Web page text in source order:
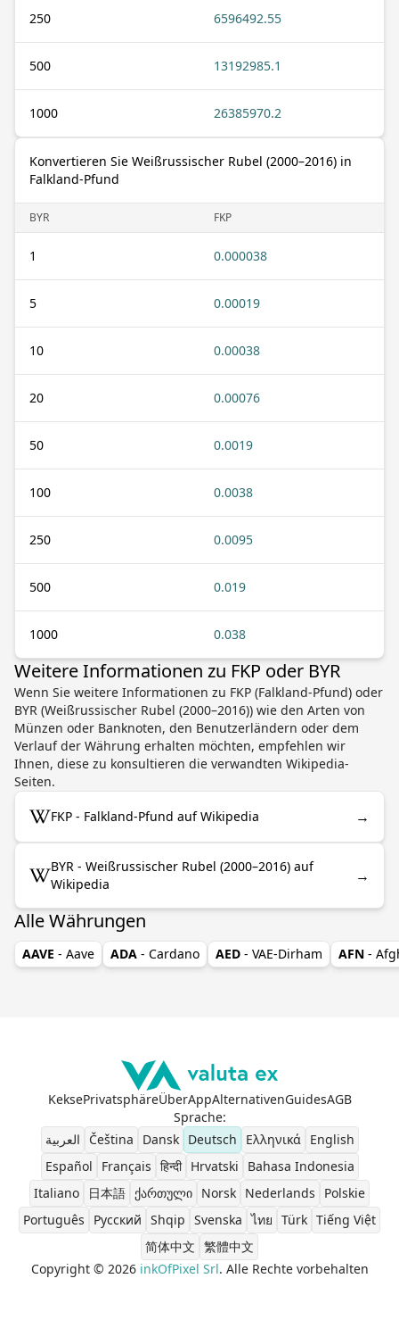
250 6596492.55
500 13192985.1
1000 26385970.2
Konvertieren Sie Weißrussischer Rubel (2000–2016) in
Falkland-Pfund
BYR FKP
1 0.000038
5 0.00019
10 0.00038
20 0.00076
50 0.0019
100 0.0038
250 0.0095
500 0.019
1000 0.038
Weitere Informationen zu FKP oder BYR
Wenn Sie weitere Informationen zu FKP (Falkland-Pfund) oder
BYR (Weißrussischer Rubel (2000–2016)) wie den Arten von
Münzen oder Banknoten, den Benutzerländern oder dem
Verlauf der Währung erhalten möchten, empfehlen wir
Ihnen, diese zu konsultieren die verwandten Wikipedia-
Seiten.
FKP - Falkland-Pfund auf Wikipedia →
BYR - Weißrussischer Rubel (2000–2016) auf
Wikipedia
→
Alle Währungen
AAVE - Aave ADA - Cardano AED - VAE-Dirham AFN -
KeksePrivatsphäreÜberAppAlternativenGuidesAGB
Sprache:
العربية
Čeština Dansk Deutsch Ελληνικά
English
Español
Français हिन्दी Hrvatski
Bahasa Indonesia
Italiano
日本語 ქართული Norsk Nederlands
Polskie
Português
Pусский Shqip Svenska ไทย Türk Tiếng Việt
简体中文 繁體中文
Copyright © 2026 inkOfPixel Srl. Alle Rechte vorbehalten